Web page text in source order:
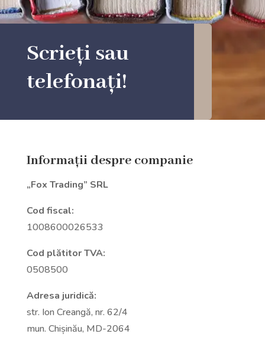
Scrieți sau
telefonați!
Informații despre companie
„Fox Trading” SRL
Cod fiscal:
1008600026533
Cod plătitor TVA:
0508500
Adresa juridică:
str. Ion Creangă, nr. 62/4
mun. Chișinău, MD-2064